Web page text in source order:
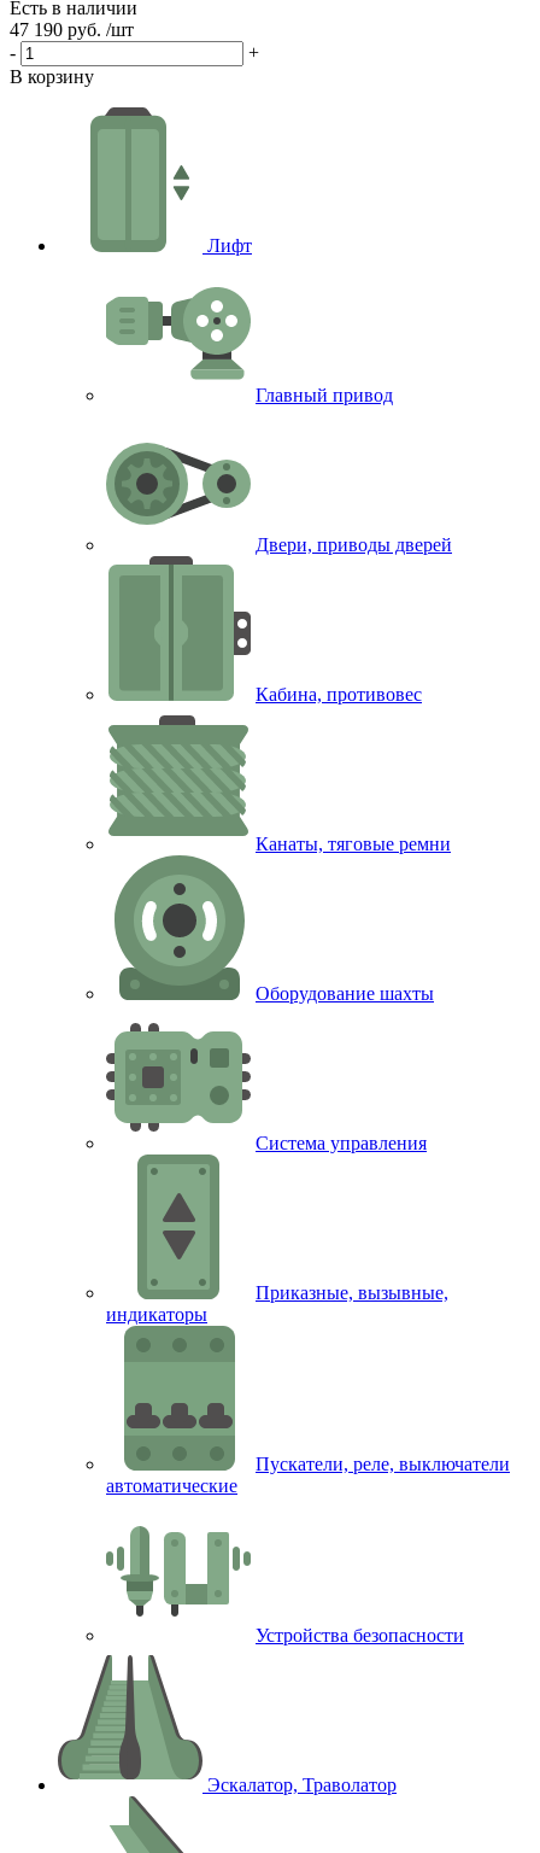
Есть в наличии
47 190 руб. /шт
-
+
В корзину
Лифт
Главный привод
Двери, приводы дверей
Кабина, противовес
Канаты, тяговые ремни
Оборудование шахты
Система управления
Приказные, вызывные,
индикаторы
Пускатели, реле, выключатели
автоматические
Устройства безопасности
Эскалатор, Траволатор